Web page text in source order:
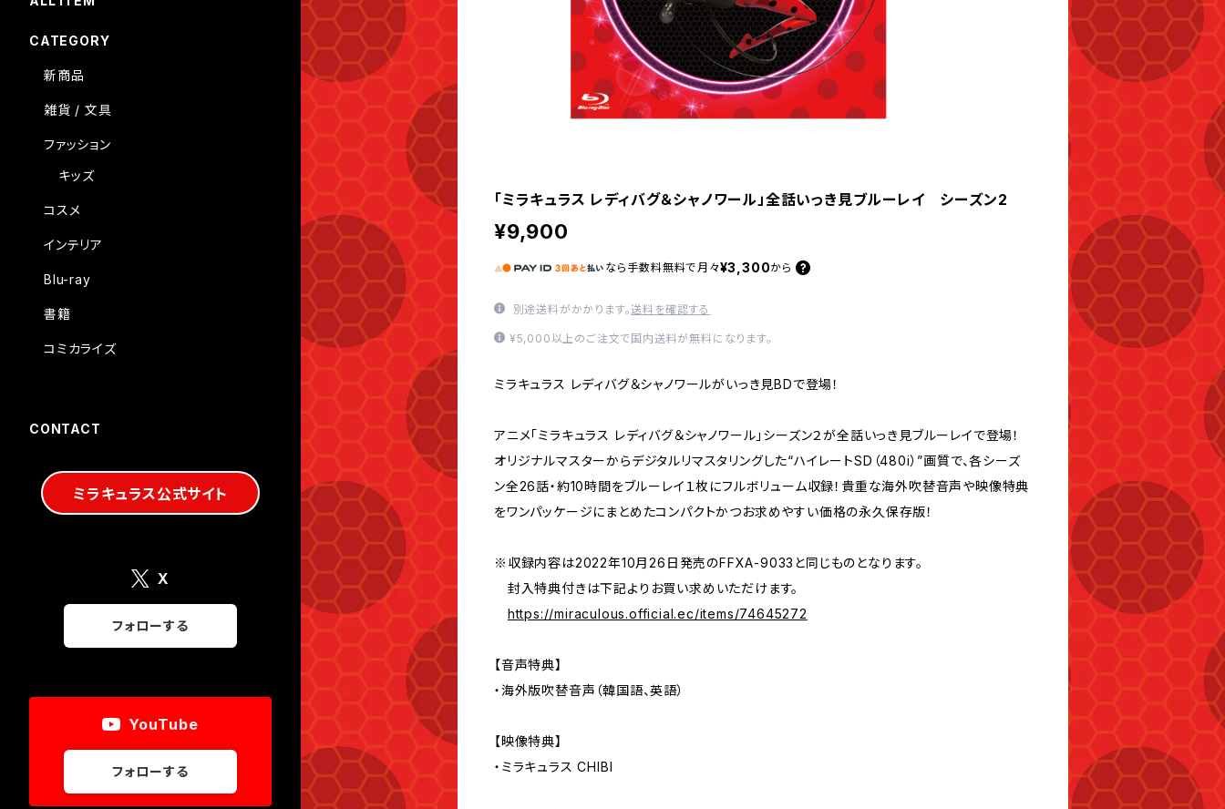
「ミラキュラス レディバグ＆シャノワール」全話いっき見ブルーレイ シーズン2
¥9,900
なら 手数料無料で 月々¥3,300から
別途送料がかかります。送料を確認する
¥5,000以上のご注文で国内送料が無料になります。
ミラキュラス レディバグ＆シャノワールがいっき見BDで登場！
アニメ「ミラキュラス レディバグ＆シャノワール」シーズン２が全話いっき見ブルーレイで登場！
オリジナルマスターからデジタルリマスタリングした“ハイレートSD（480i）”画質で、各シーズ
ン全26話・約10時間をブルーレイ１枚にフルボリューム収録！貴重な海外吹替音声や映像特典
をワンパッケージにまとめたコンパクトかつお求めやすい価格の永久保存版！
※収録内容は2022年10月26日発売のFFXA-9033と同じものとなります。
封入特典付きは下記よりお買い求めいただけます。
https://miraculous.official.ec/items/74645272
【音声特典】
・海外版吹替音声（韓国語、英語）
【映像特典】
・ミラキュラス CHIBI
CATEGORY
新商品
雑貨 / 文具
ファッション
キッズ
コスメ
インテリア
Blu-ray
書籍
コミカライズ
CONTACT
ミラキュラス公式サイト
X
フォローする
YouTube
フォローする